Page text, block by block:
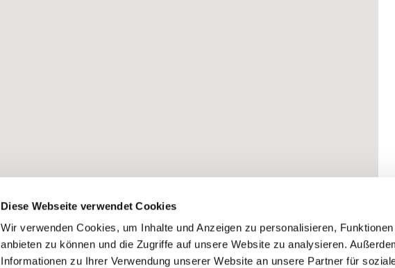
Diese Webseite verwendet Cookies
Wir verwenden Cookies, um Inhalte und Anzeigen zu personalisieren,
anbieten zu können und die Zugriffe auf unsere Website zu analysieren.
Informationen zu Ihrer Verwendung unserer Website an unsere Partner für